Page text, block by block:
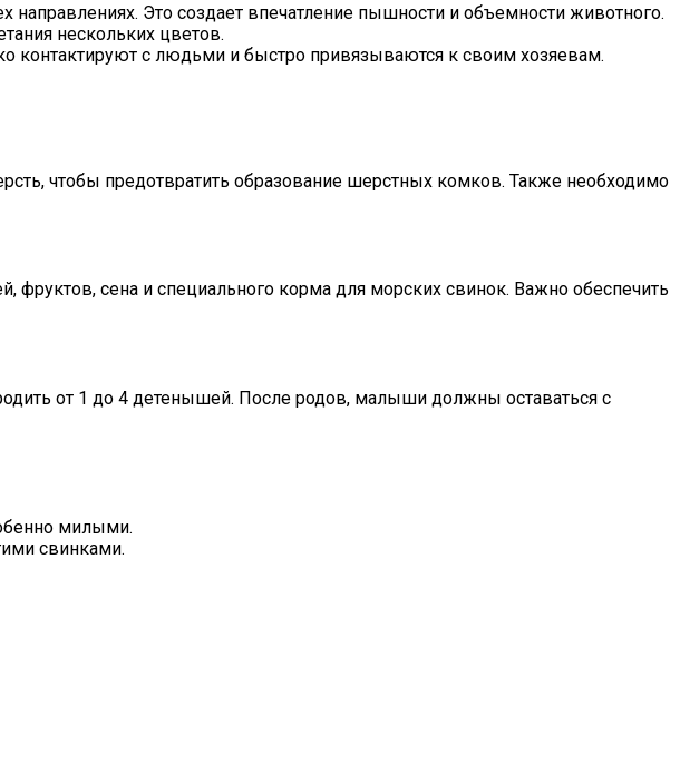
направлениях. Это создает впечатление пышности и объемности животного.
нескольких цветов.
контактируют с людьми и быстро привязываются к своим хозяевам.
чтобы предотвратить образование шерстных комков. Также необходимо
сена и специального корма для морских свинок. Важно обеспечить
от 1 до 4 детенышей. После родов, малыши должны оставаться с
милыми.
свинками.